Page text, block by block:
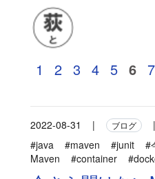
1 2 3 4 5 6 7
2022-08-31 | ブログ |
#java
#maven #junit
#
Maven
#container